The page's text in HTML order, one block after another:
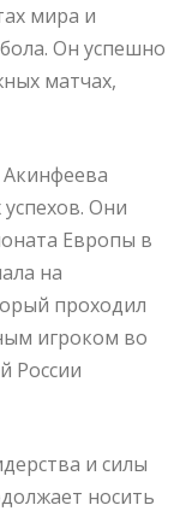
мира и
Он успешно
матчах,
Они
Европы в
на
проходил
игроком во
России
и силы
носить